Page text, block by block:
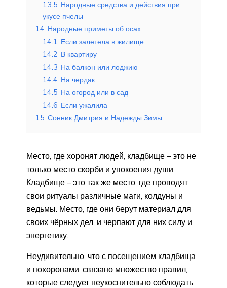
13.5 Народные средства и действия при
укусе пчелы
14 Народные приметы об осах
14.1 Если залетела в жилище
14.2 В квартиру
14.3 На балкон или лоджию
14.4 На чердак
14.5 На огород или в сад
14.6 Если ужалила
15 Сонник Дмитрия и Надежды Зимы
Место, где хоронят людей, кладбище – это не
только место скорби и упокоения души.
Кладбище – это так же место, где проводят
свои ритуалы различные маги, колдуны и
ведьмы. Место, где они берут материал для
своих чёрных дел, и черпают для них силу и
энергетику.
Неудивительно, что с посещением кладбища
и похоронами, связано множество правил,
которые следует неукоснительно соблюдать.